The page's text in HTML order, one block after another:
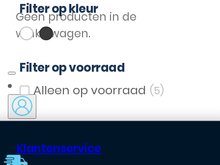
Geen producten in de
winkelwagen.
Klantenservice
Filter op kleur
Filter op kleur
Wit(1)
Zwart (2)
Filter op voorraad
Filter op voorraad (5)